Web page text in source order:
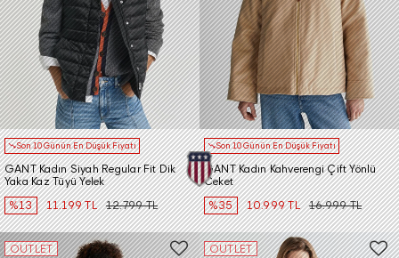
Son 10 Günün En Düşük Fiyatı
GANT Kadın Siyah Regular Fit Dik
Yaka Kaz Tüyü Yelek
%13
11.199 TL 12.799 TL
Son 10 Günün En Düşük Fiyatı
GANT Kadın Kahverengi Çift Yönlü
Ceket
%35
10.999 TL 16.999 TL
OUTLET OUTLET